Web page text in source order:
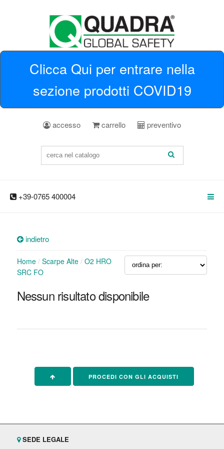
Clicca Qui per entrare nella
sezione prodotti COVID19
accesso carrello preventivo
+39-0765 400004
indietro
Home/ Scarpe Alte/ O2 HRO
SRC FO
Nessun risultato disponibile
PROCEDI CON GLI ACQUISTI
SEDE LEGALE